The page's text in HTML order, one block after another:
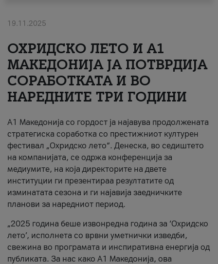
#ПодобарОнлајн
19.11.2025
ОХРИДСКО ЛЕТО И A1
МАКЕДОНИЈА ЈА ПОТВРДИЈА
СОРАБОТКАТА И ВО
НАРЕДНИТЕ ТРИ ГОДИНИ
A1 Македонија со гордост ја најавува продолжената
стратегиска соработка со престижниот културен
фестивал „Охридско лето“. Денеска, во седиштето
на компанијата, се одржа конференција за
медиумите, на која директорите на двете
институции ги презентираа резултатите од
изминатата сезона и ги најавија заедничките
планови за наредниот период.
„2025 година беше извонредна година за ‘Охридско
лето’, исполнета со врвни уметнички изведби,
свежина во програмата и инспиративна енергија од
публиката. За нас како A1 Македонија, ова